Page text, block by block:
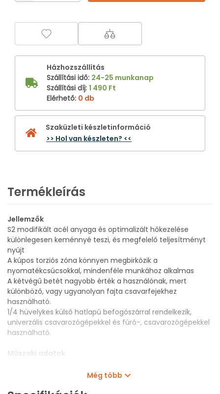
Házhozszállítás
Szállítási idő: 24-25 munkanap
Szállítási díj: 1 490 Ft
Elérhető: 0 db
Szaküzleti készletinformáció
>> Hol van készleten? <<
Termékleírás
Jellemzők
S2 modifikált acél anyaga és optimalizált hőkezelése
különlegesen keménnyé teszi, és megfelelő teljesítményt
nyújt
A kúpos torziós zóna könnyen megbirkózik a
nyomatékcsúcsokkal, mindenféle munkához alkalmas
A kétvégű betét nagyobb érték a használónak, mert
különböző, vagy ugyanolyan fajta csavarfejekhez
használható.
1/4 hüvelykes külső hatlapú befogószárral rendelkezik,
univerzális csavarozógépekkel és fúró-, csavarozógépekkel
használható.
Műszaki adatok
A 2. penge méretei: PZ2Még több